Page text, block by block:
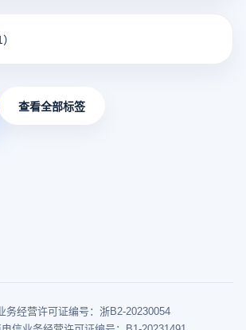
查看全部标签
务经营许可证编号：浙B2-20230054